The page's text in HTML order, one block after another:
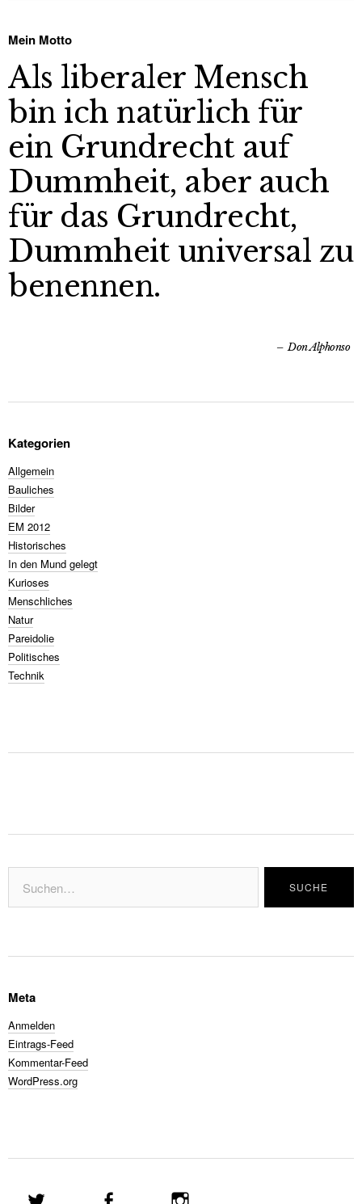
Mein Motto
Als liberaler Mensch
bin ich natürlich für
ein Grundrecht auf
Dummheit, aber auch
für das Grundrecht,
Dummheit universal zu
benennen.
Don Alphonso
Kategorien
Allgemein
Bauliches
Bilder
EM 2012
Historisches
In den Mund gelegt
Kurioses
Menschliches
Natur
Pareidolie
Politisches
Technik
Meta
Anmelden
Eintrags-Feed
Kommentar-Feed
WordPress.org